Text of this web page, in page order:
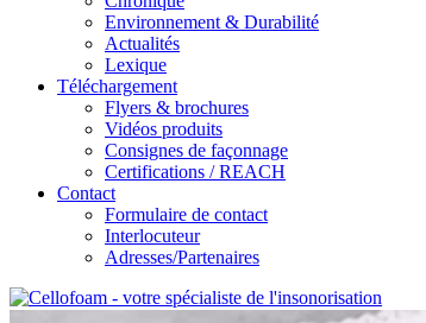
Environnement & Durabilité
Actualités
Lexique
Téléchargement
Flyers & brochures
Vidéos produits
Consignes de façonnage
Certifications / REACH
Contact
Formulaire de contact
Interlocuteur
Adresses/Partenaires